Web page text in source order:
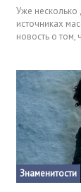
Уже несколько
источниках
новость о том,
Знаменитости